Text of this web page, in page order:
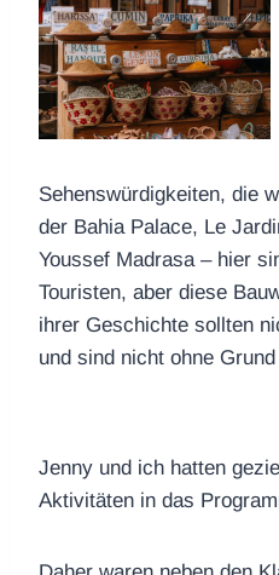
Sehenswürdigkeiten, die
der Bahia Palace, Le
Youssef Madrasa – hier
Touristen, aber diese
ihrer Geschichte sollten
und sind nicht ohne
Jenny und ich hatten
Aktivitäten in das